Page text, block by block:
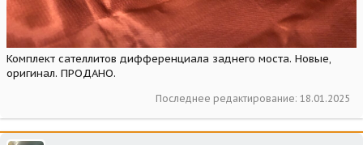
Комплект сателлитов дифференциала заднего моста. Новые,
оригинал. ПРОДАНО.
Последнее редактирование: 18.01.2025